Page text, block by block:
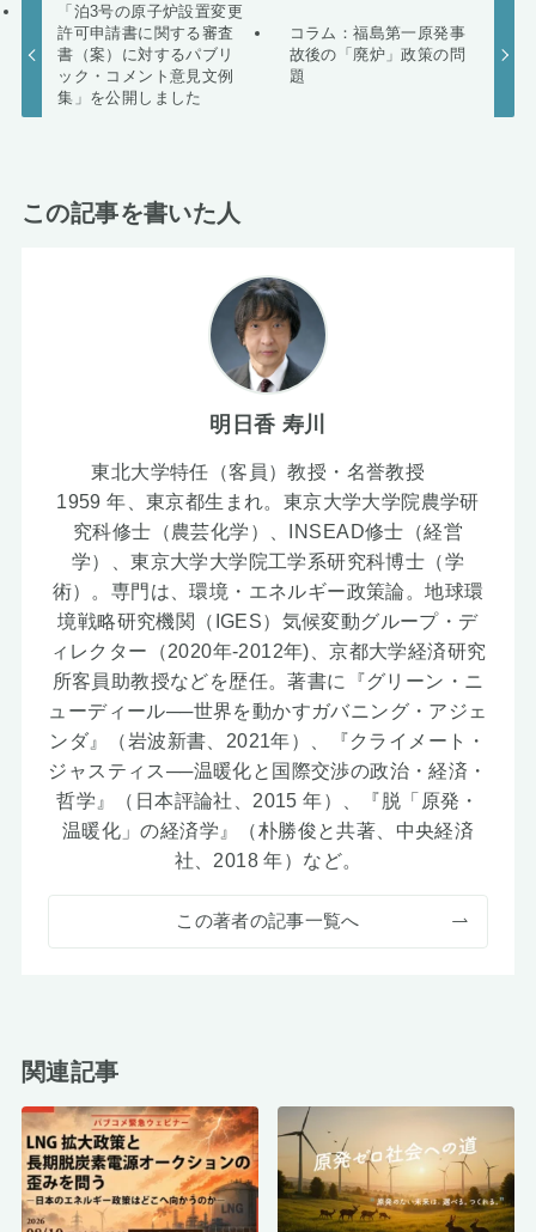
「泊3号の原子炉設置変更
許可申請書に関する審査
書（案）に対するパブリ
ック・コメント意見文例
集」を公開しました
コラム：福島第一原発事
故後の「廃炉」政策の問
題
この記事を書いた人
明日香 寿川
東北大学特任（客員）教授・名誉教授
1959 年、東京都生まれ。東京大学大学院農学研
究科修士（農芸化学）、INSEAD修士（経営
学）、東京大学大学院工学系研究科博士（学
術）。専門は、環境・エネルギー政策論。地球環
境戦略研究機関（IGES）気候変動グループ・デ
ィレクター（2020年-2012年)、京都大学経済研究
所客員助教授などを歴任。著書に『グリーン・ニ
ューディール──世界を動かすガバニング・アジェ
ンダ』（岩波新書、2021年）、『クライメート・
ジャスティス──温暖化と国際交渉の政治・経済・
哲学』（日本評論社、2015 年）、『脱「原発・
温暖化」の経済学』（朴勝俊と共著、中央経済
社、2018 年）など。
この著者の記事一覧へ
関連記事